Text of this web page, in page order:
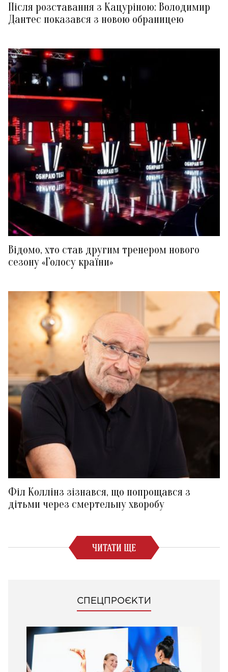
Після розставання з Кацуріною: Володимир
Дантес показався з новою обраницею
Відомо, хто став другим тренером нового
сезону «Голосу країни»
Філ Коллінз зізнався, що попрощався з
дітьми через смертельну хворобу
ЧИТАТИ ЩЕ
СПЕЦПРОЄКТИ